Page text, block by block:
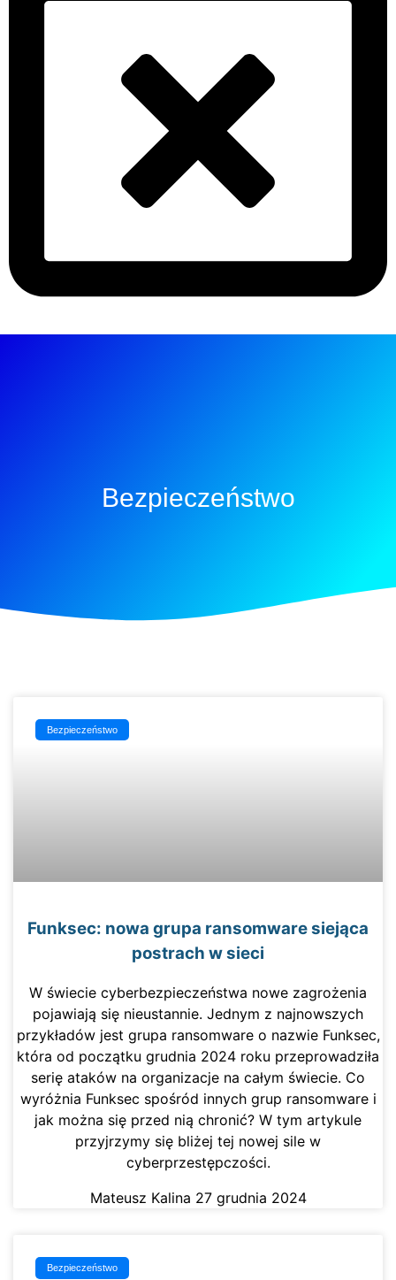
Bezpieczeństwo
Bezpieczeństwo
Funksec: nowa grupa ransomware siejąca
postrach w sieci
W świecie cyberbezpieczeństwa nowe zagrożenia
pojawiają się nieustannie. Jednym z najnowszych
przykładów jest grupa ransomware o nazwie Funksec,
która od początku grudnia 2024 roku przeprowadziła
serię ataków na organizacje na całym świecie. Co
wyróżnia Funksec spośród innych grup ransomware i
jak można się przed nią chronić? W tym artykule
przyjrzymy się bliżej tej nowej sile w
cyberprzestępczości.
Mateusz Kalina 27 grudnia 2024
Bezpieczeństwo